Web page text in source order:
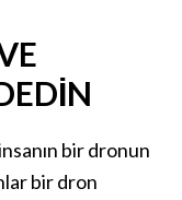
bir dronun
bir dron